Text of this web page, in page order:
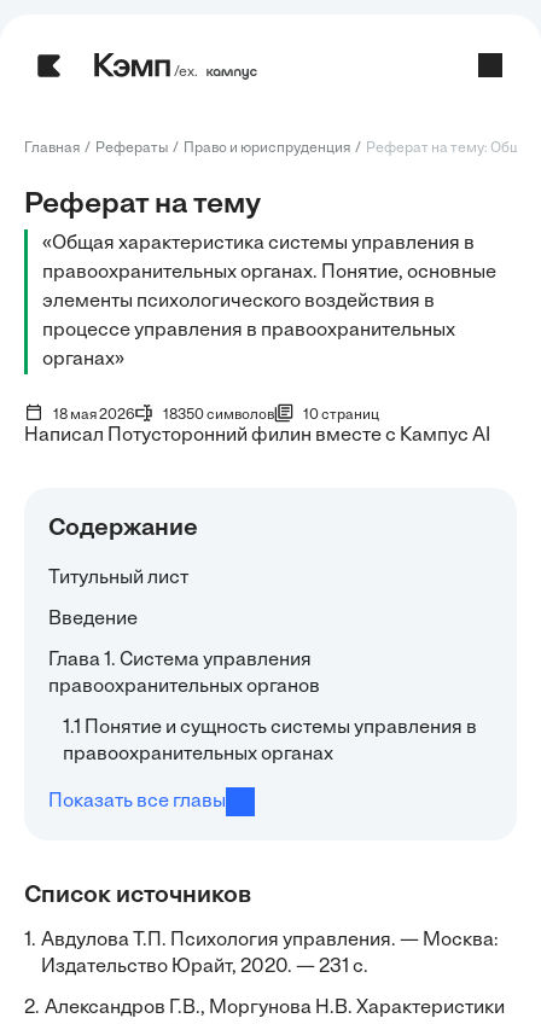
/ех.
Главная Рефераты Право и юриспруденция Реферат на тему: Общая
Реферат на тему
«Общая характеристика системы управления в
правоохранительных органах. Понятие, основные
элементы психологического воздействия в
процессе управления в правоохранительных
органах»
18 мая 2026 18350 символов 10 страниц
Написал Потусторонний филин вместе с Кампус AI
Содержание
Титульный лист
Введение
Глава 1. Система управления
правоохранительных органов
1.1 Понятие и сущность системы управления в
правоохранительных органах
Показать все главы
Список источников
1. Авдулова Т.П. Психология управления. — Москва:
Издательство Юрайт, 2020. — 231 с.
2. Александров Г.В., Моргунова Н.В. Характеристики